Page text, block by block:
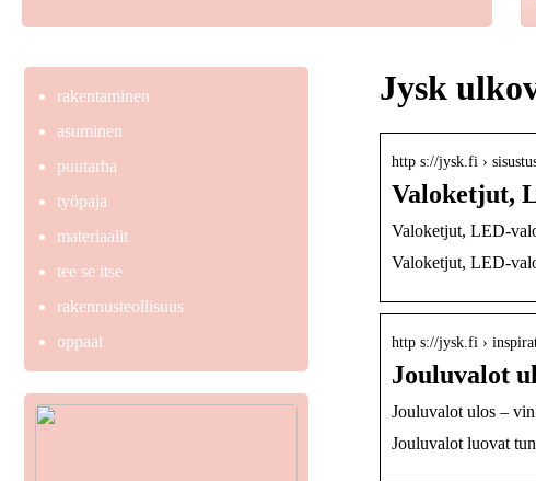
Jysk
http s://jysk.fi ›
Valoketjut,
Valoketjut, LED-
Valoketjut, LED-
http s://jysk.fi ›
Jouluvalot
Jouluvalot ulos –
Jouluvalot luovat
rakentaminen
asuminen
puutarha
työpaja
materiaalit
tee se itse
rakennusteollisuus
oppaat